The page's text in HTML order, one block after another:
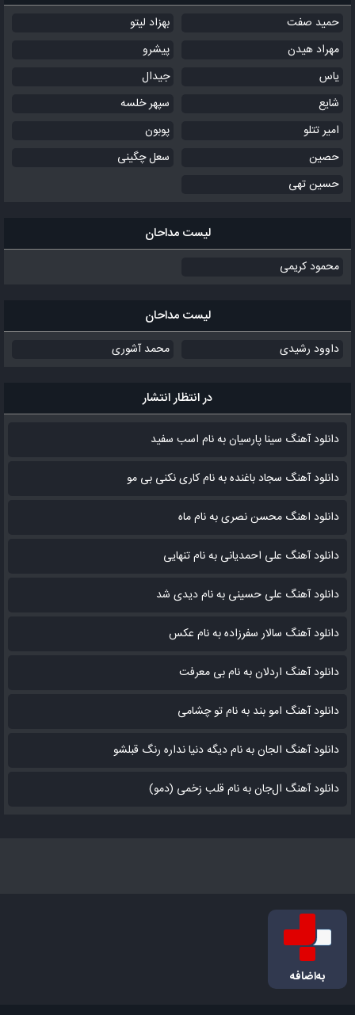
حمید صفت
بهزاد لیتو
مهراد هیدن
پیشرو
یاس
جیدال
شایع
سپهر خلسه
امیر تتلو
پوبون
حصین
سعل چگینی
حسین تهی
لیست مداحان
محمود کریمی
لیست مداحان
داوود رشیدی محمد آشوری
در انتظار انتشار
دانلود آهنگ سینا پارسیان به نام اسب سفید
دانلود آهنگ سجاد باغنده به نام کاری نکنی بی مو
دانلود اهنگ محسن نصری به نام‌ ماه
دانلود آهنگ علی احمدیانی به نام تنهایی
دانلود آهنگ علی حسینی به نام دیدی شد
دانلود آهنگ سالار سفرزاده به نام عکس
دانلود آهنگ اردلان به نام بی معرفت
دانلود آهنگ امو بند به نام تو چشامی
دانلود آهنگ الجان به نام دیگه دنیا نداره رنگ قبلشو
دانلود آهنگ ال‌جان به نام قلب زخمی (دمو)
به‌اضافه